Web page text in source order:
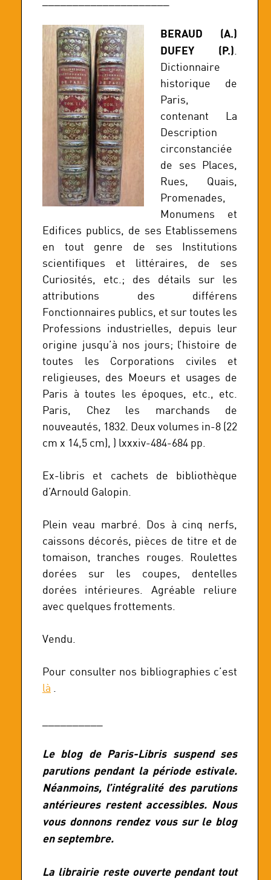
BERAUD (A.)
DUFEY (P.).
Dictionnaire
historique de
Paris,
contenant La
Description
circonstanciée
de ses Places,
Rues, Quais,
Promenades,
Monumens et
Edifices publics, de ses Etablissemens
en tout genre de ses Institutions
scientifiques et littéraires, de ses
Curiosités, etc.; des détails sur les
attributions des différens
Fonctionnaires publics, et sur toutes les
Professions industrielles, depuis leur
origine jusqu’à nos jours; l’histoire de
toutes les Corporations civiles et
religieuses, des Moeurs et usages de
Paris à toutes les époques, etc., etc.
Paris, Chez les marchands de
nouveautés, 1832. Deux volumes in-8 (22
cm x 14,5 cm), ) lxxxiv-484-684 pp.
Ex-libris et cachets de bibliothèque
d’Arnould Galopin.
Plein veau marbré. Dos à cinq nerfs,
caissons décorés, pièces de titre et de
tomaison, tranches rouges. Roulettes
dorées sur les coupes, dentelles
dorées intérieures. Agréable reliure
avec quelques frottements.
Vendu.
Pour consulter nos bibliographies c’est
là .
Le blog de Paris-Libris suspend ses
parutions pendant la période estivale.
Néanmoins, l’intégralité des parutions
antérieures restent accessibles. Nous
vous donnons rendez vous sur le blog
en septembre.
La librairie reste ouverte pendant tout